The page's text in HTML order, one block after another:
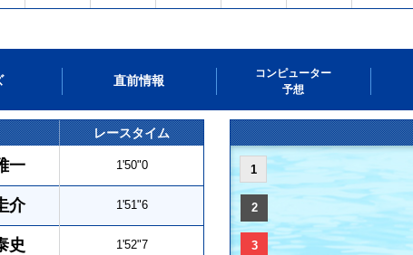
直前情報
コンピューター
予想
レースタイム
1'50"0
介 1'51"6
1'52"7
1
2
3